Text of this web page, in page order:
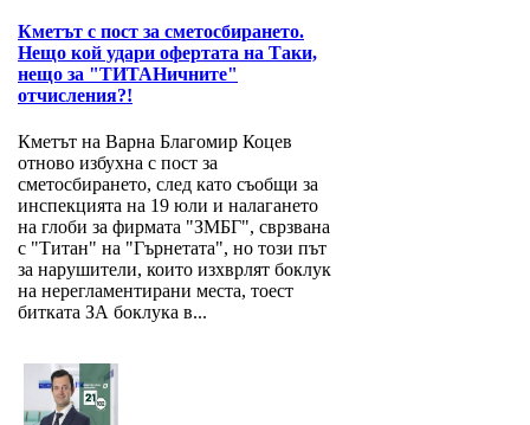
Кметът с пост за сметосбирането.
Нещо кой удари офертата на Таки,
нещо за "ТИТАНичните"
отчисления?!
Кметът на Варна Благомир Коцев
отново избухна с пост за
сметосбирането, след като съобщи за
инспекцията на 19 юли и налагането
на глоби за фирмата "ЗМБГ", сврзвана
с "Титан" на "Гърнетата", но този път
за нарушители, които изхврлят боклук
на нерегламентирани места, тоест
битката ЗА боклука в...